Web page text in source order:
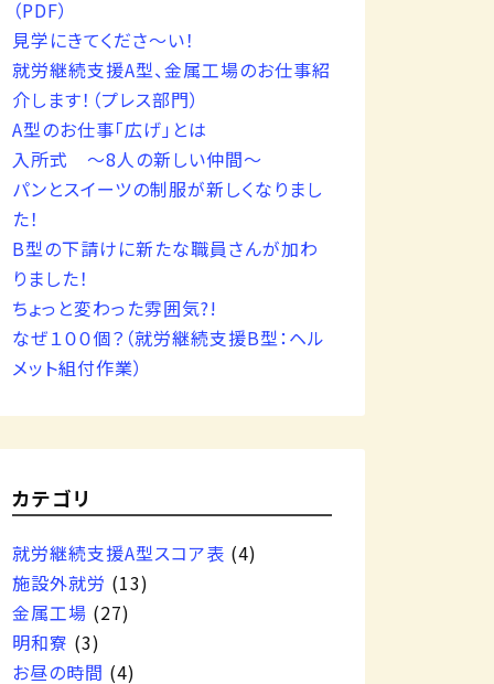
（PDF）
見学にきてくださ～い！
就労継続支援A型、金属工場のお仕事紹
介します！（プレス部門）
A型のお仕事「広げ」とは
入所式 ～8人の新しい仲間～
パンとスイーツの制服が新しくなりまし
た！
B型の下請けに新たな職員さんが加わ
りました！
ちょっと変わった雰囲気?!
なぜ１００個？（就労継続支援B型：ヘル
メット組付作業）
カテゴリ
就労継続支援A型スコア表 (4)
施設外就労 (13)
金属工場 (27)
明和寮 (3)
お昼の時間 (4)